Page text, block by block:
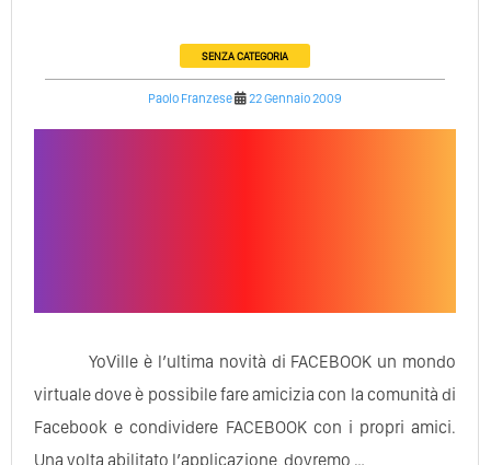
SENZA CATEGORIA
Paolo Franzese 22 Gennaio 2009
YoVille è l’ultima novità di FACEBOOK un mondo
virtuale dove è possibile fare amicizia con la comunità di
Facebook e condividere FACEBOOK con i propri amici.
Una volta abilitato l’applicazione, dovremo …